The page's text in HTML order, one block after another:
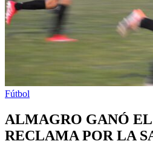
Fútbol
ALMAGRO GANÓ
RECLAMA POR LA